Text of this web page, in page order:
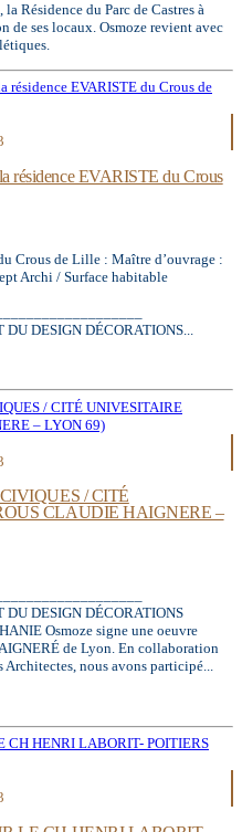
Résidence du Parc de Castres à
de ses locaux. Osmoze revient avec
résidence EVARISTE du Crous
Crous de Lille : Maître d’ouvrage :
Archi / Surface habitable
DESIGN DÉCORATIONS...
/ CITÉ
CLAUDIE HAIGNERE –
DESIGN DÉCORATIONS
Osmoze signe une oeuvre
de Lyon. En collaboration
Architectes, nous avons participé...